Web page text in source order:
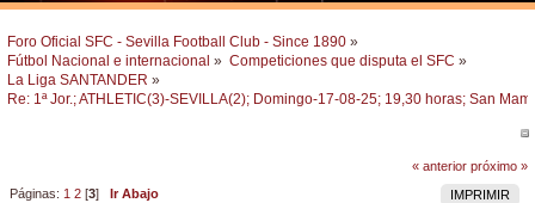
Foro Oficial SFC - Sevilla Football Club - Since 1890 »
Fútbol Nacional e internacional » Competiciones que disputa el SFC »
La Liga SANTANDER »
Re: 1ª Jor.; ATHLETIC(3)-SEVILLA(2); Domingo-17-08-25; 19,30 horas; San
« anterior próximo »
IMPRIMIR
Páginas: 1 2 [3]Ir Abajo